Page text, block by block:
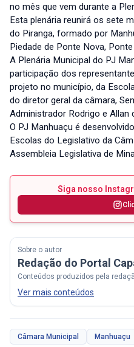
no mês que vem durante a
Esta plenária reunirá os sete
do Piranga, formado por
Piedade de Ponte Nova,
A Plenária Municipal do PJ
participação dos
projeto no município, da
do diretor geral da câmara,
Administrador Rodrigo e Allan
O PJ Manhuaçu é
Escolas do Legislativo da
Assembleia Legislativa de
Siga nosso
Sobre o autor
Redação do Portal
Conteúdos produzidos pela
Ver mais conteúdos
Câmara Municipal Manhuaçu